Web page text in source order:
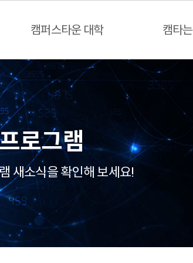
캠퍼스타운 대학 캠타
로그램
새소식을 확인해 보세요!